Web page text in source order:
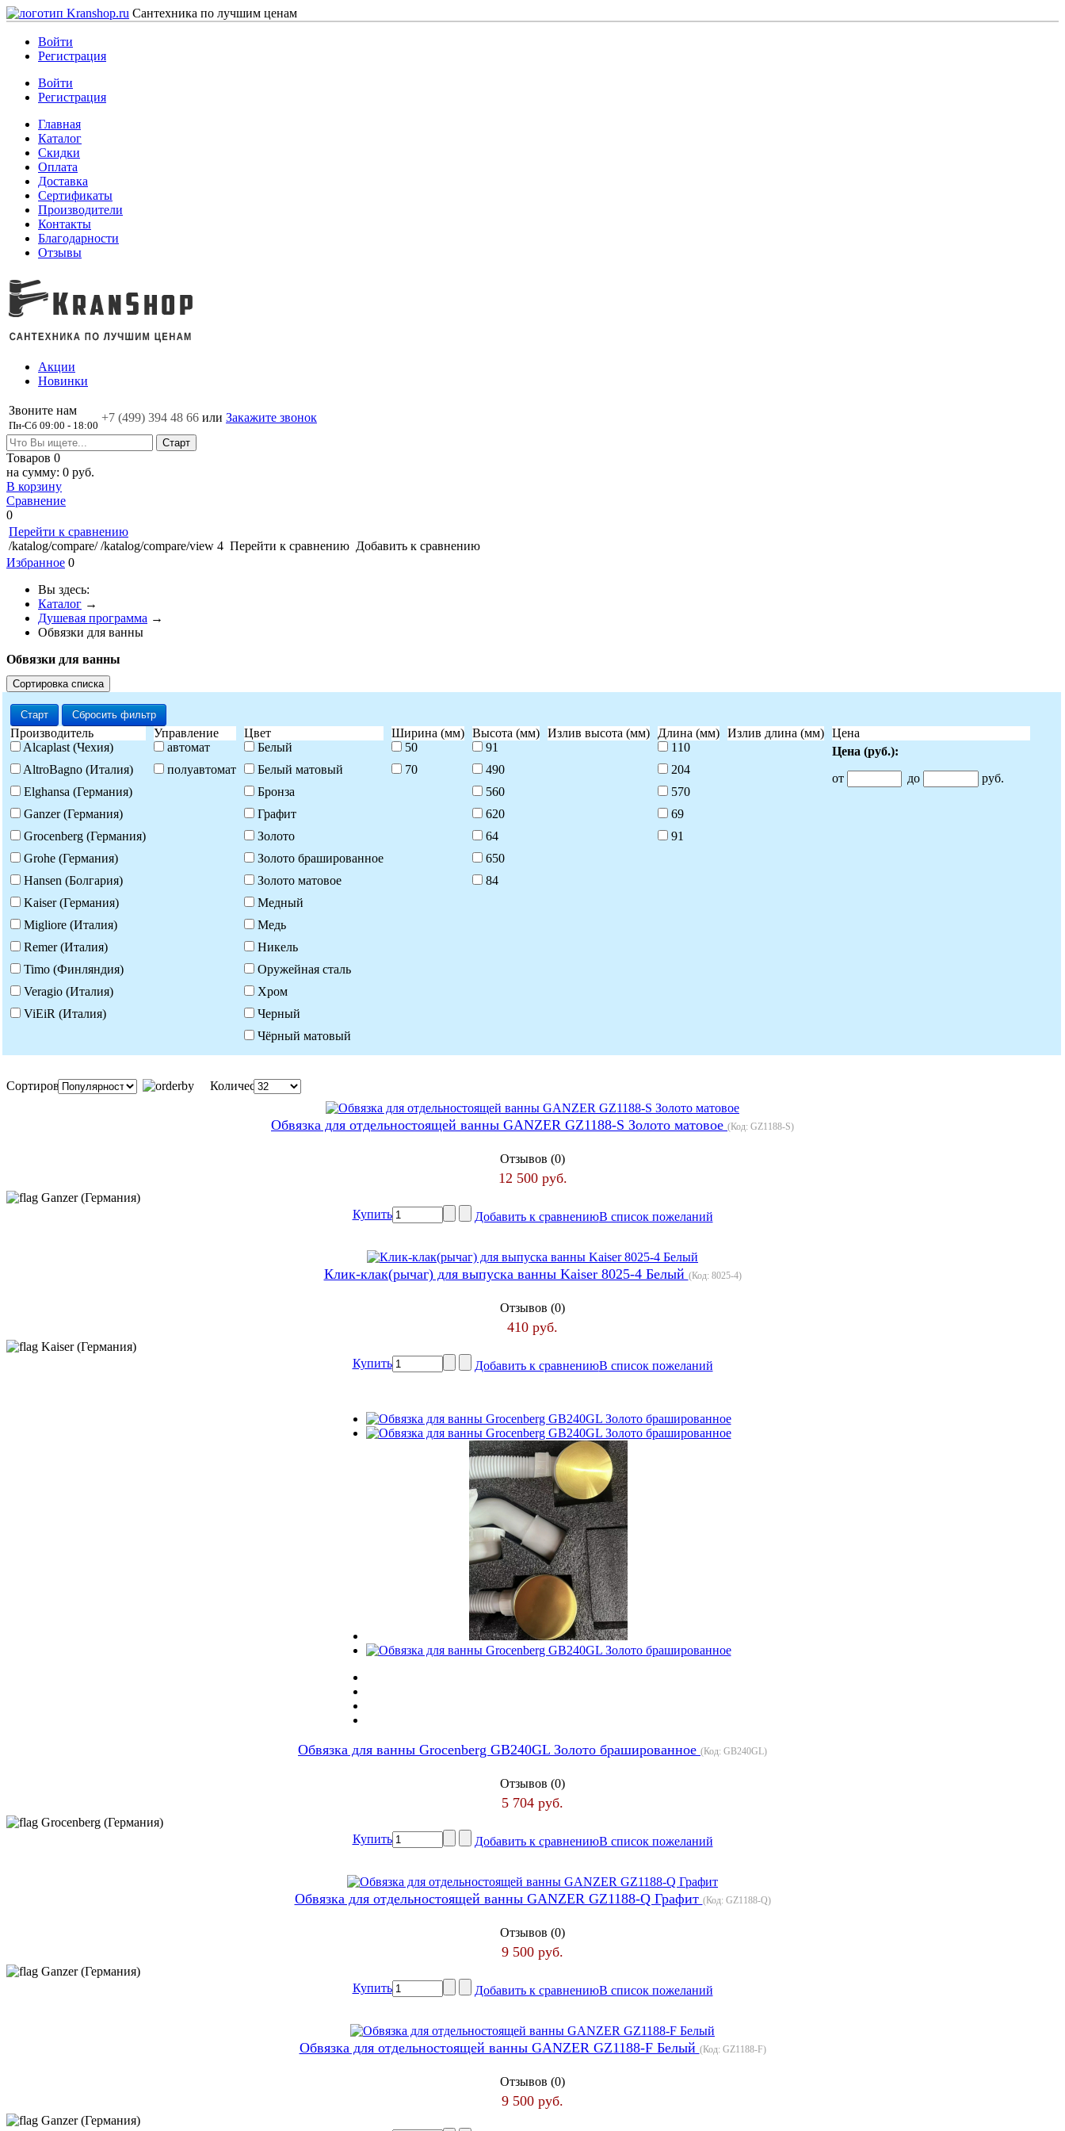
Сантехника по лучшим ценам
Войти
Регистрация
Войти
Регистрация
Главная
Каталог
Скидки
Оплата
Доставка
Сертификаты
Производители
Контакты
Благодарности
Отзывы
Акции
Новинки
Звоните нам
Пн-Сб 09:00 - 18:00
+7 (499) 394 48 66 или Закажите звонок
Товаров 0
на сумму: 0 руб.
В корзину
Сравнение
0
Перейти к сравнению
/katalog/compare/ /katalog/compare/view 4 Перейти к сравнению Добавить к сравнению
Избранное 0
Вы здесь:
Каталог →
Душевая программа →
Обвязки для ванны
Обвязки для ванны
Сортировка списка
Старт Сбросить фильтр
Производитель
Alcaplast (Чехия)
AltroBagno (Италия)
Elghansa (Германия)
Ganzer (Германия)
Grocenberg (Германия)
Grohe (Германия)
Hansen (Болгария)
Kaiser (Германия)
Migliore (Италия)
Remer (Италия)
Timo (Финляндия)
Veragio (Италия)
ViEiR (Италия)
Управление
автомат
полуавтомат
Цвет
Белый
Белый матовый
Бронза
Графит
Золото
Золото брашированное
Золото матовое
Медный
Медь
Никель
Оружейная сталь
Хром
Черный
Чёрный матовый
Ширина (мм)
50
70
Высота (мм)
91
490
560
620
64
650
84
Излив высота (мм)
Длина (мм)
110
204
570
69
91
Излив длина (мм) Цена
Цена (руб.):
от
до руб.
Сортировка: Количество:
Обвязка для отдельностоящей ванны GANZER GZ1188-S Золото матовое (Код: GZ1188-S)
Отзывов (0)
12 500 руб.
Ganzer (Германия)
Купить
Добавить к сравнениюВ список пожеланий
Клик-клак(рычаг) для выпуска ванны Kaiser 8025-4 Белый (Код: 8025-4)
Отзывов (0)
410 руб.
Kaiser (Германия)
Купить
Добавить к сравнениюВ список пожеланий
Обвязка для ванны Grocenberg GB240GL Золото брашированное (Код: GB240GL)
Отзывов (0)
5 704 руб.
Grocenberg (Германия)
Купить
Добавить к сравнениюВ список пожеланий
Обвязка для отдельностоящей ванны GANZER GZ1188-Q Графит (Код: GZ1188-Q)
Отзывов (0)
9 500 руб.
Ganzer (Германия)
Купить
Добавить к сравнениюВ список пожеланий
Обвязка для отдельностоящей ванны GANZER GZ1188-F Белый (Код: GZ1188-F)
Отзывов (0)
9 500 руб.
Ganzer (Германия)